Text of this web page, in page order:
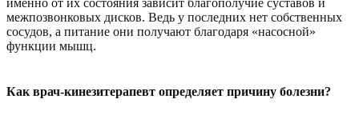
именно от их состояния зависит благополучие суставов и
межпозвонковых дисков. Ведь у последних нет собственных
сосудов, а питание они получают благодаря «насосной»
функции мышц.
Как врач-кинезитерапевт определяет причину болезни?